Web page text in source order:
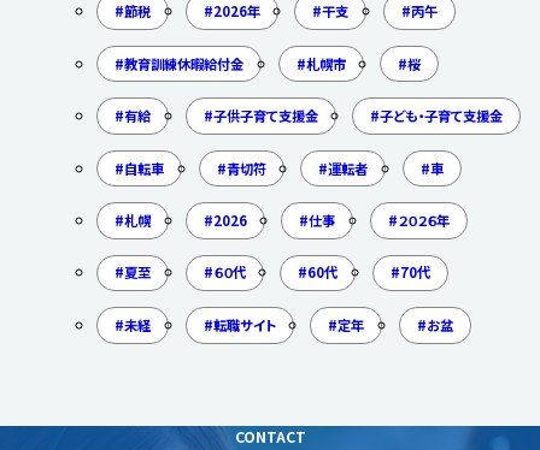
節税 2026年 干支 丙午
教育訓練休暇給付金 札幌市 桜
有給 子供子育て支援金 子ども・子育て支援金
自転車 青切符 運転者 車
札幌 2026 仕事 ２０２６年
夏至 ６０代 60代 70代
未経 転職サイト 定年 お盆
CONTACT